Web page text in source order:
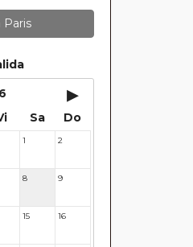
Paris
▸
Sa Do
1 2
8 9
15 16